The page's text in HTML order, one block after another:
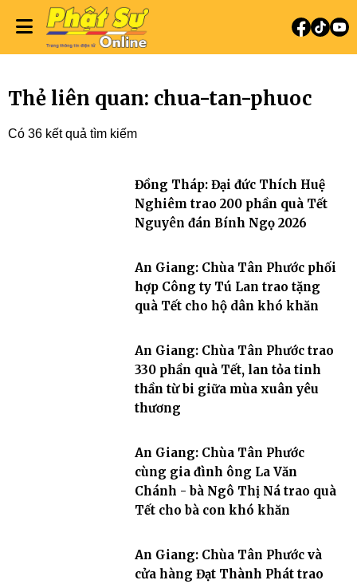
Thẻ liên quan: chua-tan-phuoc
Có 36 kết quả tìm kiếm
Đồng Tháp: Đại đức Thích Huệ
Nghiêm trao 200 phần quà Tết
Nguyên đán Bính Ngọ 2026
An Giang: Chùa Tân Phước phối
hợp Công ty Tú Lan trao tặng
quà Tết cho hộ dân khó khăn
An Giang: Chùa Tân Phước trao
330 phần quà Tết, lan tỏa tinh
thần từ bi giữa mùa xuân yêu
thương
An Giang: Chùa Tân Phước
cùng gia đình ông La Văn
Chánh - bà Ngô Thị Ná trao quà
Tết cho bà con khó khăn
An Giang: Chùa Tân Phước và
cửa hàng Đạt Thành Phát trao